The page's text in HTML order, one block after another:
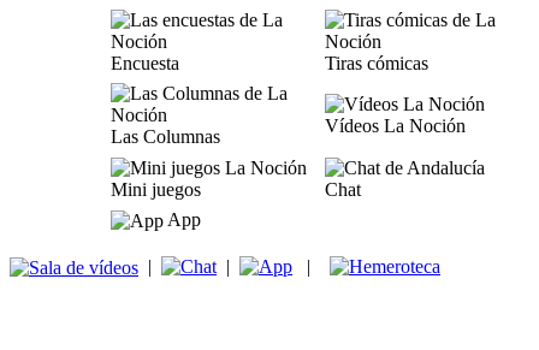
Encuesta Tiras cómicas
Las Columnas
Vídeos La Noción
Mini juegos
Chat
App
| | |